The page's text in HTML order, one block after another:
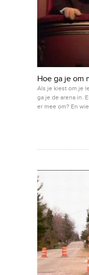
Hoe ga je om
Als je kiest om je
ga je de arena in.
er mee om? En